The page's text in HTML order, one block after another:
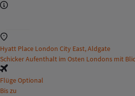
Hyatt Place London City East, Aldgate
Schicker Aufenthalt im Osten Londons mit
Flüge Optional
Bis zu